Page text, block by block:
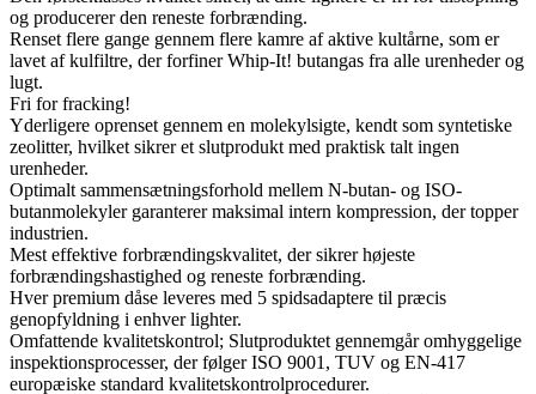
og producerer den reneste forbrænding.
Renset flere gange gennem flere kamre af aktive kultårne, som er
lavet af kulfiltre, der forfiner Whip-It! butangas fra alle urenheder og
lugt.
Fri for fracking!
Yderligere oprenset gennem en molekylsigte, kendt som syntetiske
zeolitter, hvilket sikrer et slutprodukt med praktisk talt ingen
urenheder.
Optimalt sammensætningsforhold mellem N-butan- og ISO-
butanmolekyler garanterer maksimal intern kompression, der topper
industrien.
Mest effektive forbrændingskvalitet, der sikrer højeste
forbrændingshastighed og reneste forbrænding.
Hver premium dåse leveres med 5 spidsadaptere til præcis
genopfyldning i enhver lighter.
Omfattende kvalitetskontrol; Slutproduktet gennemgår omhyggelige
inspektionsprocesser, der følger ISO 9001, TUV og EN-417
europæiske standard kvalitetskontrolprocedurer.